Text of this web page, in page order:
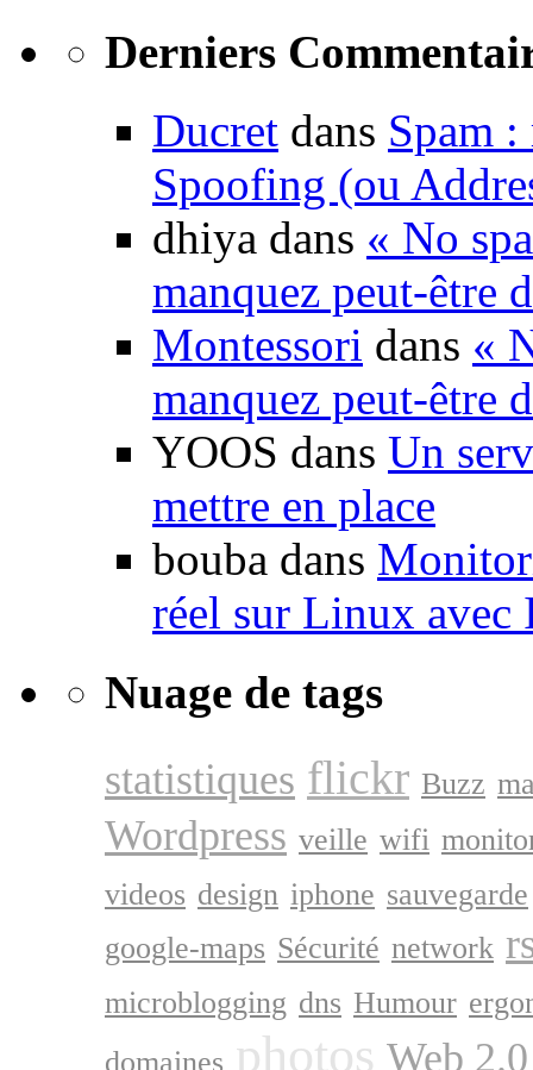
Derniers
Ducret dans Spam :
Spoofing (ou
dhiya dans « No
manquez peut-être
Montessori dans «
manquez peut-être
YOOS dans Un
mettre en place
bouba dans
réel sur Linux avec
Nuage de tags
statistiques flickr Buzz
Wordpress veille wifi
videos design iphone sauvegarde
google-maps Sécurité network
microblogging dns Humour
domaines photos Web 2.0